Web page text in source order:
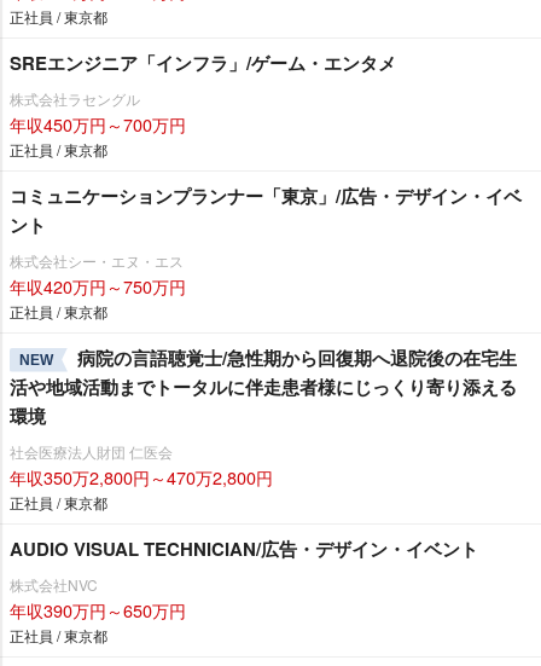
正社員 / 東京都
SREエンジニア「インフラ」/ゲーム・エンタメ
株式会社ラセングル
年収450万円～700万円
正社員 / 東京都
コミュニケーションプランナー「東京」/広告・デザイン・イベ
ント
株式会社シー・エヌ・エス
年収420万円～750万円
正社員 / 東京都
NEW
病院の言語聴覚士/急性期から回復期へ退院後の在宅生
活や地域活動までトータルに伴走患者様にじっくり寄り添える
環境
社会医療法人財団 仁医会
年収350万2,800円～470万2,800円
正社員 / 東京都
AUDIO VISUAL TECHNICIAN/広告・デザイン・イベント
株式会社NVC
年収390万円～650万円
正社員 / 東京都